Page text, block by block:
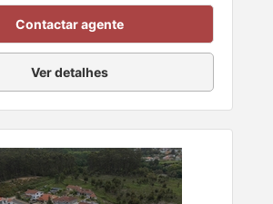
Contactar agente
Ver detalhes